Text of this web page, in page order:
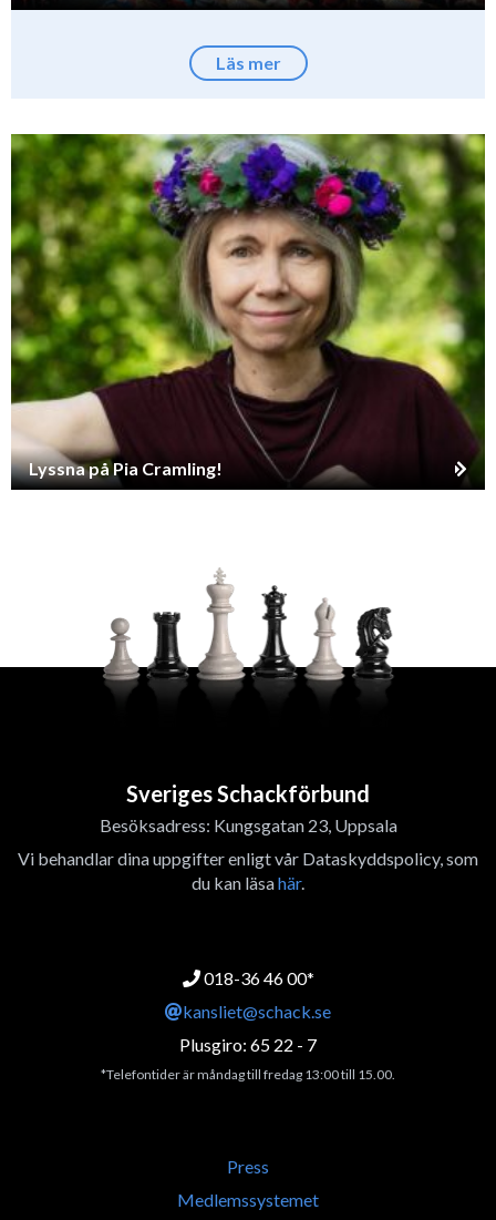
Läs mer
Lyssna på Pia Cramling!
Sveriges Schackförbund
Besöksadress: Kungsgatan 23, Uppsala
Vi behandlar dina uppgifter enligt vår Dataskyddspolicy, som
du kan läsahär.
018-36 46 00*
kansliet@schack.se
Plusgiro: 65 22 - 7
*Telefontider är måndag till fredag 13:00 till 15.00.
Press
Medlemssystemet